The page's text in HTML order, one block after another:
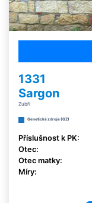
1331
Sargon
Zubří
Genetické zdroje (GZ)
Příslušnost k PK:
Otec:
Otec matky:
Míry: